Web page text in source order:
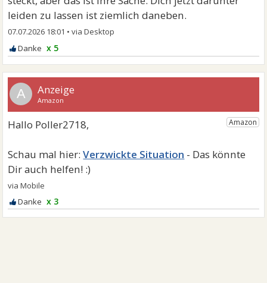
leiden zu lassen ist ziemlich daneben.
07.07.2026 18:01 •
x 5
A
Verzwickte Situation
x 3